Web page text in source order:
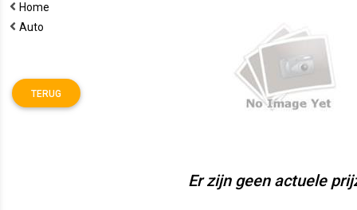
Home
Auto
TERUG
Er zijn geen actuele